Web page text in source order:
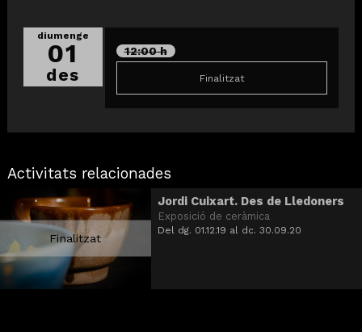
diumenge
01
des
12:00 h
Finalitzat
Activitats relacionades
Finalitzat
Jordi Cuixart. Des de Lledoners
Exposició de ceràmica
Del dg. 01.12.19 al dc. 30.09.20